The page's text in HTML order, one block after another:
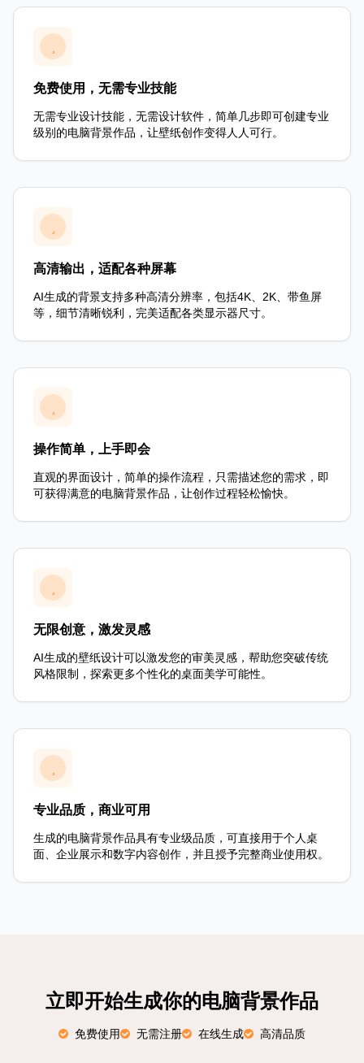
免费使用，无需专业技能
无需专业设计技能，无需设计软件，简单几步即可创建专业
级别的电脑背景作品，让壁纸创作变得人人可行。
高清输出，适配各种屏幕
AI生成的背景支持多种高清分辨率，包括4K、2K、带鱼屏
等，细节清晰锐利，完美适配各类显示器尺寸。
操作简单，上手即会
直观的界面设计，简单的操作流程，只需描述您的需求，即
可获得满意的电脑背景作品，让创作过程轻松愉快。
无限创意，激发灵感
AI生成的壁纸设计可以激发您的审美灵感，帮助您突破传统
风格限制，探索更多个性化的桌面美学可能性。
专业品质，商业可用
生成的电脑背景作品具有专业级品质，可直接用于个人桌
面、企业展示和数字内容创作，并且授予完整商业使用权。
立即开始生成你的电脑背景作品
免费使用 无需注册 在线生成 高清品质